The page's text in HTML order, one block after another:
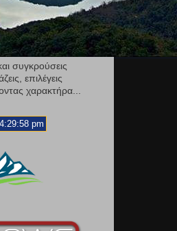
συγκρούσεις
επιλέγεις
χαρακτήρα...
pm